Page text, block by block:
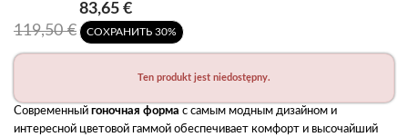
119,50 €
83,65 €
СОХРАНИТЬ 30%
Ten produkt jest niedostępny.
Современный гоночная форма с самым модным дизайном и
интересной цветовой гаммой обеспечивает комфорт и высочайший